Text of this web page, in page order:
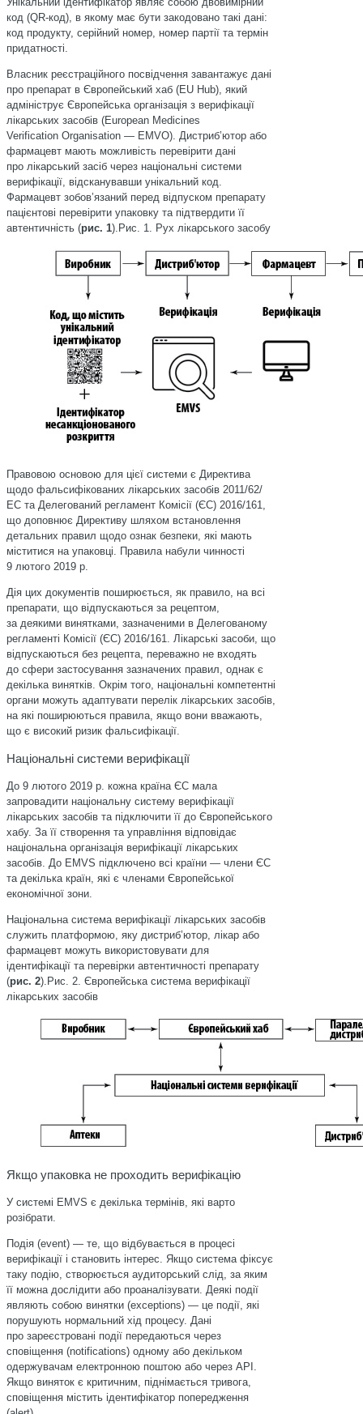
код (QR-код), в якому має бути закодовано такі дані:
код продукту, серійний номер, номер партії та термін
придатності.
Власник реєстраційного посвідчення завантажує дані
про препарат в Європейський хаб (EU Hub), який
адмініструє Європейська організація з верифікації
лікарських засобів (European Medicines
Verification Organisation — EMVO). Дистриб’ютор або
фармацевт мають можливість пере­вірити дані
про лікарський засіб через національні системи
верифікації, відсканувавши унікальний код.
Фармацевт зобов’язаний перед відпуском препарату
пацієнтові перевірити упаковку та підтвердити її
автентичність (рис. 1).Рис. 1. Рух лікарського засобу
Правовою основою для цієї системи є Директива
щодо фальсифікованих лікарських засобів 2011/62/
ЕС та Делегований регламент Комісії (ЄС) 2016/161,
що доповнює Директиву шляхом встановлення
детальних правил щодо ознак безпеки, які мають
міститися на упаковці. Правила набули чинності
9 лютого 2019 р.
Дія цих документів поширюється, як правило, на всі
препарати, що відпускаються за рецептом,
за деякими винятками, зазначеними в Делегованому
регламенті Комісії (ЄС) 2016/161. Лікарські засоби, що
відпускаються без рецепта, переважно не входять
до сфери застосування зазначених правил, однак є
декілька винятків. Окрім того, національні компетентні
органи можуть адаптувати перелік лікарських засобів,
на які поширюються правила, якщо вони вважають,
що є високий ризик фальсифікації.
Національні системи верифікації
До 9 лютого 2019 р. кожна країна ЄС мала
запровадити національну систему верифікації
лікарських засобів та підключити її до Європейського
хабу. За її створення та управління відповідає
національна організація верифікації лікарських
засобів. До EMVS підключено всі країни — члени ЄС
та декілька країн, які є членами Європейської
економічної зони.
Національна система верифікації лікарських засобів
служить платформою, яку дистриб’ютор, лікар або
фармацевт можуть використовувати для
ідентифікації та перевірки автентичності препарату
(рис. 2).Рис. 2. Європейська система верифікації
лікарських засобів
Якщо упаковка не проходить верифікацію
У системі EMVS є декілька термінів, які варто
розібрати.
Подія (event) — те, що відбувається в процесі
верифікації і становить інтерес. Якщо система фіксує
таку подію, створюється аудиторський слід, за яким
її можна дослідити або проаналізувати. Деякі події
являють собою винятки (exceptions) — це події, які
порушують нормальний хід процесу. Дані
про зареєстровані події передаються через
сповіщення (notifications) одному або декільком
одержувачам електронною поштою або через API.
Якщо виняток є критичним, піднімається тривога,
сповіщення містить ідентифікатор попередження